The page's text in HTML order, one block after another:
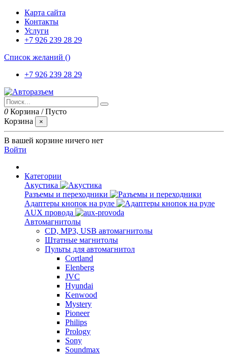
Карта сайта
Контакты
Услуги
+7 926 239 28 29
Список желаний ()
+7 926 239 28 29
0 Корзина /Пусто
Корзина
×
В вашей корзине ничего нет
Войти
Категории
Акустика
Разъемы и переходники
Адаптеры кнопок на руле
AUX провода
Автомагнитолы
CD, MP3, USB автомагнитолы
Штатные магнитолы
Пульты для автомагнитол
Cortland
Elenberg
JVC
Hyundai
Kenwood
Mystery
Pioneer
Philips
Prology
Sony
Soundmax